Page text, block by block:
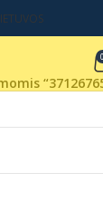
0